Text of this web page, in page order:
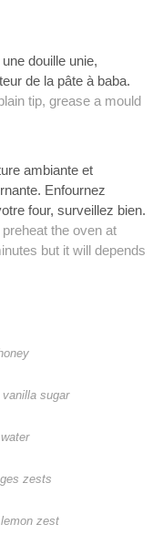
douille unie,
de la pâte à baba.
tip, grease a mould
ambiante et
Enfournez
four, surveillez bien.
the oven at
but it will depends
sugar
zests
zest